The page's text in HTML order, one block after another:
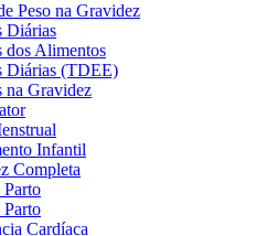
Peso na Gravidez
Diárias
dos Alimentos
Diárias (TDEE)
na Gravidez
Infantil
Completa
Parto
Parto
Cardíaca